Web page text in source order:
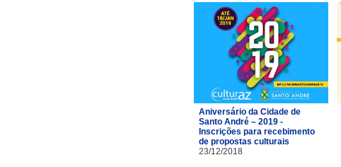
Aniversário da Cidade de
Santo André – 2019 -
Inscrições para recebimento
de propostas culturais
23/12/2018